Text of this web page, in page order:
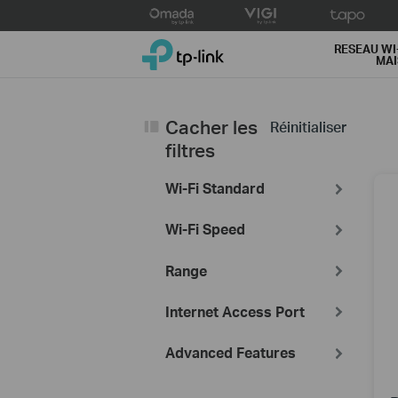
to
TP-Link, Reliably Smart RESEAU
Réinitialiser
Cacher les
filtres
Wi-Fi Standard
Wi-Fi Speed
Range
Internet Access Port
Advanced Features